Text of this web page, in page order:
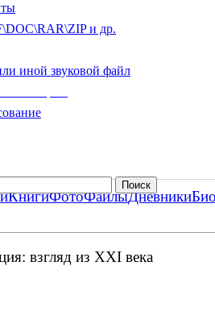
и др.
иной звуковой файл
КнигиФотоФайлыДневники
взгляд из XXI века